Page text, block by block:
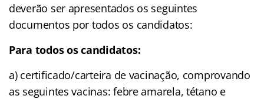
deverão ser apresentados os seguintes
documentos por todos os candidatos:
Para todos os candidatos:
a) certificado/carteira de vacinação, comprovando
as seguintes vacinas: febre amarela, tétano e